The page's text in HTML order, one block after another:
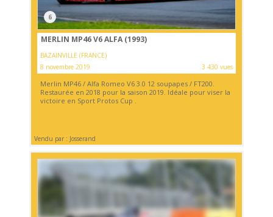
6
MERLIN MP46 V6 ALFA (1993)
BAZAINVILLE (FRANCE)
8 novembre 2019
3 430 vues
Merlin MP46 / Alfa Romeo V6 3.0 12 soupapes / FT200.
Restaurée en 2018 pour la saison 2019. Idéale pour viser la
victoire en Sport Protos Cup .
Vendu par : Josserand